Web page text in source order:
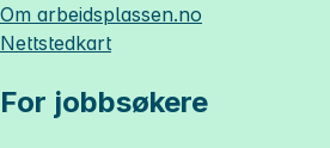
Om arbeidsplassen.no
Nettstedkart
For jobbsøkere